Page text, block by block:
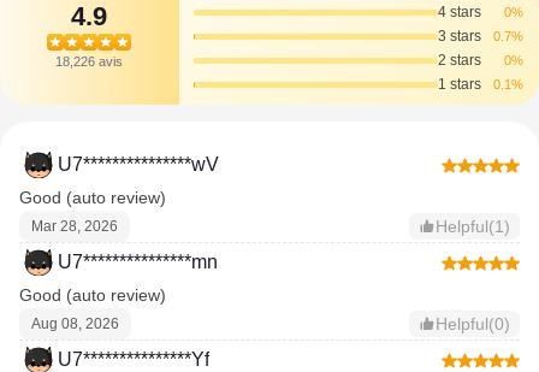
4.9
18,226 avis
4 stars 0%
3 stars 0.7%
2 stars 0%
1 stars 0.1%
U7***************wV
Good (auto review)
Mar 28, 2026 Helpful(1)
U7***************mn
Good (auto review)
Aug 08, 2026 Helpful(0)
U7***************Yf